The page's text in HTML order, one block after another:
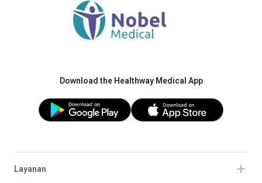
Download the Healthway Medical App
Layanan